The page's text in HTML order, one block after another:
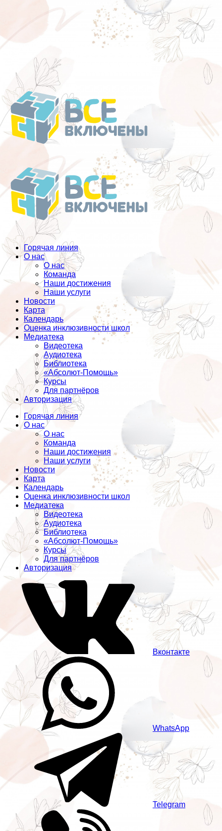
Перейти
к
содержанию
Горячая линия
О нас
О нас
Команда
Наши достижения
Наши услуги
Новости
Карта
Календарь
Оценка инклюзивности школ
Медиатека
Видеотека
Аудиотека
Библиотека
«Абсолют-Помощь»
Курсы
Для партнёров
Авторизация
Горячая линия
О нас
О нас
Команда
Наши достижения
Наши услуги
Новости
Карта
Календарь
Оценка инклюзивности школ
Медиатека
Видеотека
Аудиотека
Библиотека
«Абсолют-Помощь»
Курсы
Для партнёров
Авторизация
Вконтакте
WhatsApp
Telegram